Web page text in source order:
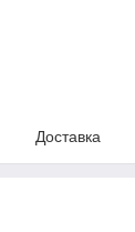
Доставка